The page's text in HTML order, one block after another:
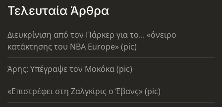
Τελευταία Άρθρα
Διευκρίνιση από τον Πάρκερ για το... «όνειρο
κατάκτησης του ΝΒΑ Europe» (pic)
Άρης: Υπέγραψε τον Μοκόκα (pic)
«Επιστρέφει στη Ζαλγκίρις ο Έβανς» (pic)